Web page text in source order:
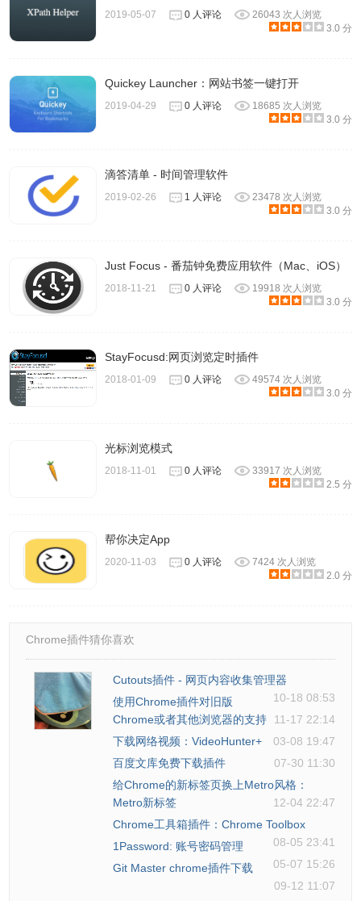
小番茄插件注意事项
小番茄插件需要 Chrome 57 或更高版本。
小番茄插件更新日志
现在计时器的滴答声能够正确地播放了
更新 3.2.19:
1、错误修复:
2、UI 优化:
偏好设置页面的切换动画现不会被快速重复点击齿轮按钮打
断
项目结构优化与安装包大小缩减
更新 3.2.14:
更新 3.2.13:
1、新功能:
语言选择器
启动闪屏
1、新的语言支持:
德语
特别感谢: Maik
现在迷你模式的切换按钮将始终显示
2019-05-07 0 人评论
26043 次人浏览
3.0 分
Quickey Launcher：网站书签一键打开
2019-04-29 0 人评论
18685 次人浏览
3.0 分
滴答清单 - 时间管理软件
2019-02-26 1 人评论
23478 次人浏览
3.0 分
Just Focus - 番茄钟免费应用软件（Mac、iOS）
2018-11-21 0 人评论
19918 次人浏览
3.0 分
StayFocusd:网页浏览定时插件
2018-01-09 0 人评论
49574 次人浏览
3.0 分
光标浏览模式
2018-11-01 0 人评论
33917 次人浏览
2.5 分
帮你决定App
2020-11-03 0 人评论
7424 次人浏览
2.0 分
Chrome插件猜你喜欢
Cutouts插件 - 网页内容收集管理器
10-18 08:53
使用Chrome插件对旧版
Chrome或者其他浏览器的支持
11-17 22:14
下载网络视频：VideoHunter+
03-08 19:47
百度文库免费下载插件
07-30 11:30
给Chrome的新标签页换上Metro风格：
Metro新标签
12-04 22:47
Chrome工具箱插件：Chrome Toolbox
08-05 23:41
1Password: 账号密码管理
05-07 15:26
Git Master chrome插件下载
09-12 11:07